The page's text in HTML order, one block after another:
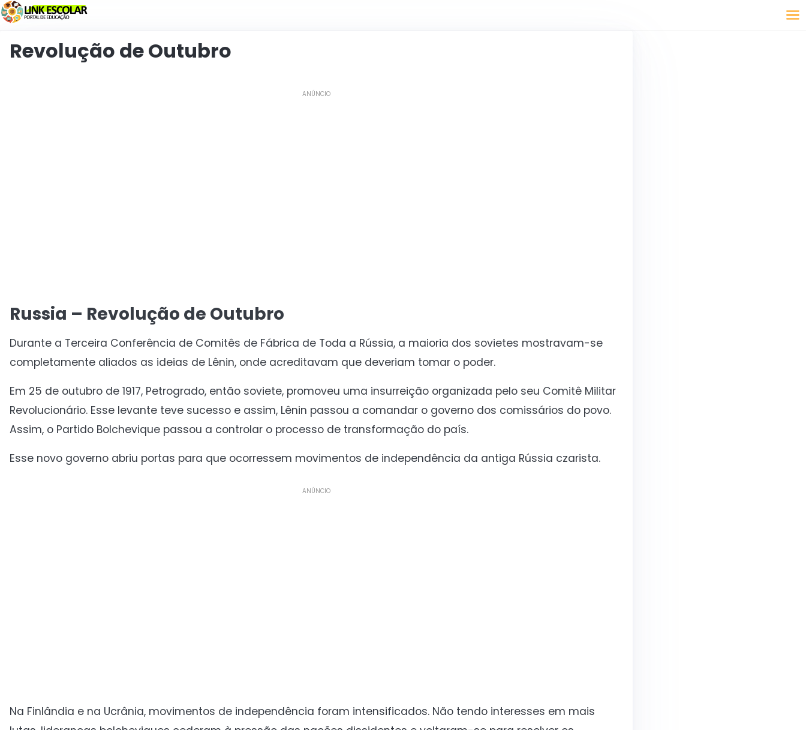
Połączyć
Revolução de Outubro
ANÚNCIO
Russia – Revolução de Outubro
Durante a Terceira Conferência de Comitês de Fábrica de Toda a Rússia, a maioria dos sovietes mostravam-se
completamente aliados as ideias de Lênin, onde acreditavam que deveriam tomar o poder.
Em 25 de outubro de 1917, Petrogrado, então soviete, promoveu uma insurreição organizada pelo seu Comitê Militar
Revolucionário. Esse levante teve sucesso e assim, Lênin passou a comandar o governo dos comissários do povo.
Assim, o Partido Bolchevique passou a controlar o processo de transformação do país.
Esse novo governo abriu portas para que ocorressem movimentos de independência da antiga Rússia czarista.
ANÚNCIO
Na Finlândia e na Ucrânia, movimentos de independência foram intensificados. Não tendo interesses em mais